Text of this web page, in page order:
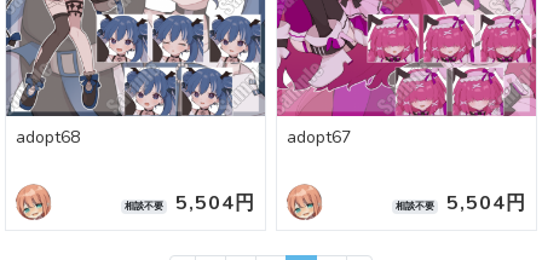
adopt68
相談不要 5,504円
adopt67
相談不要 5,504円